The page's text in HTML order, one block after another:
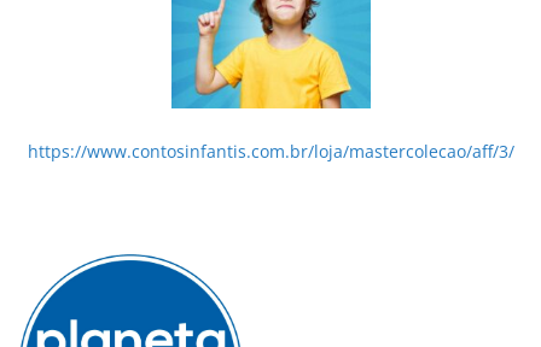
https://www.contosinfantis.com.br/loja/mastercolecao/aff/3/